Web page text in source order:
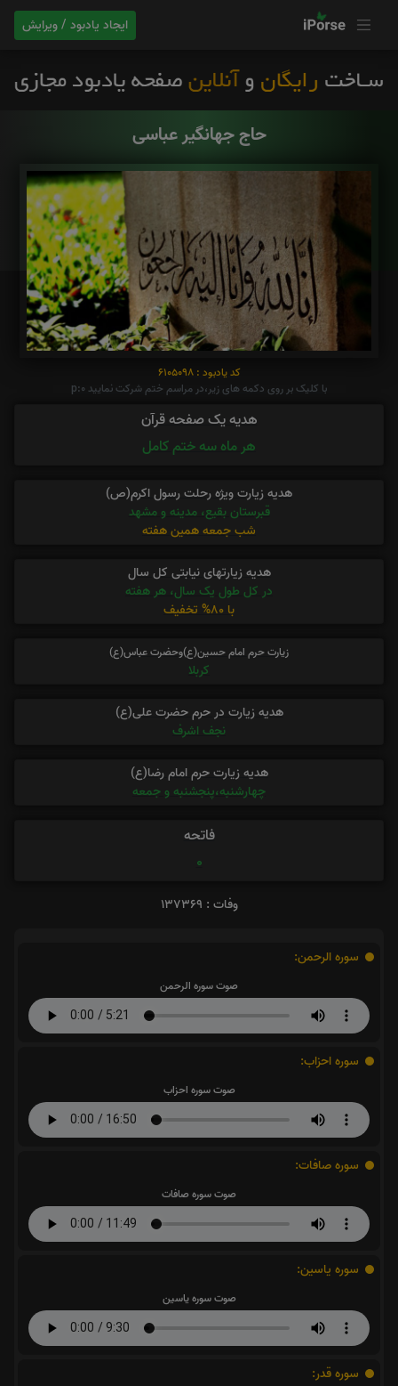
ایجاد یادبود / ویرایش
حاج جهانگیر عباسی
کد یادبود : 6105098
با کلیک بر روی دکمه های زیر،در مراسم ختم شرکت نمایید p:0
هدیه یک صفحه قرآن
هر ماه سه ختم کامل
هدیه زیارت ویژه رحلت رسول اکرم(ص)
قبرستان بقیع، مدینه و مشهد
شب جمعه همین هفته
هدیه زیارتهای نیابتی کل سال
در کل طول یک سال، هر هفته
با 80% تخفیف
زیارت حرم امام حسین(ع)وحضرت عباس(ع)
کربلا
هدیه زیارت در حرم حضرت علی(ع)
نجف اشرف
هدیه زیارت حرم امام رضا(ع)
چهارشنبه،پنجشنبه و جمعه
فاتحه
0
وفات : ۱۳۷۳۶۹
سوره الرحمن:
صوت سوره الرحمن
سوره احزاب:
صوت سوره احزاب
سوره صافات:
صوت سوره صافات
سوره یاسین:
صوت سوره یاسین
سوره قدر: